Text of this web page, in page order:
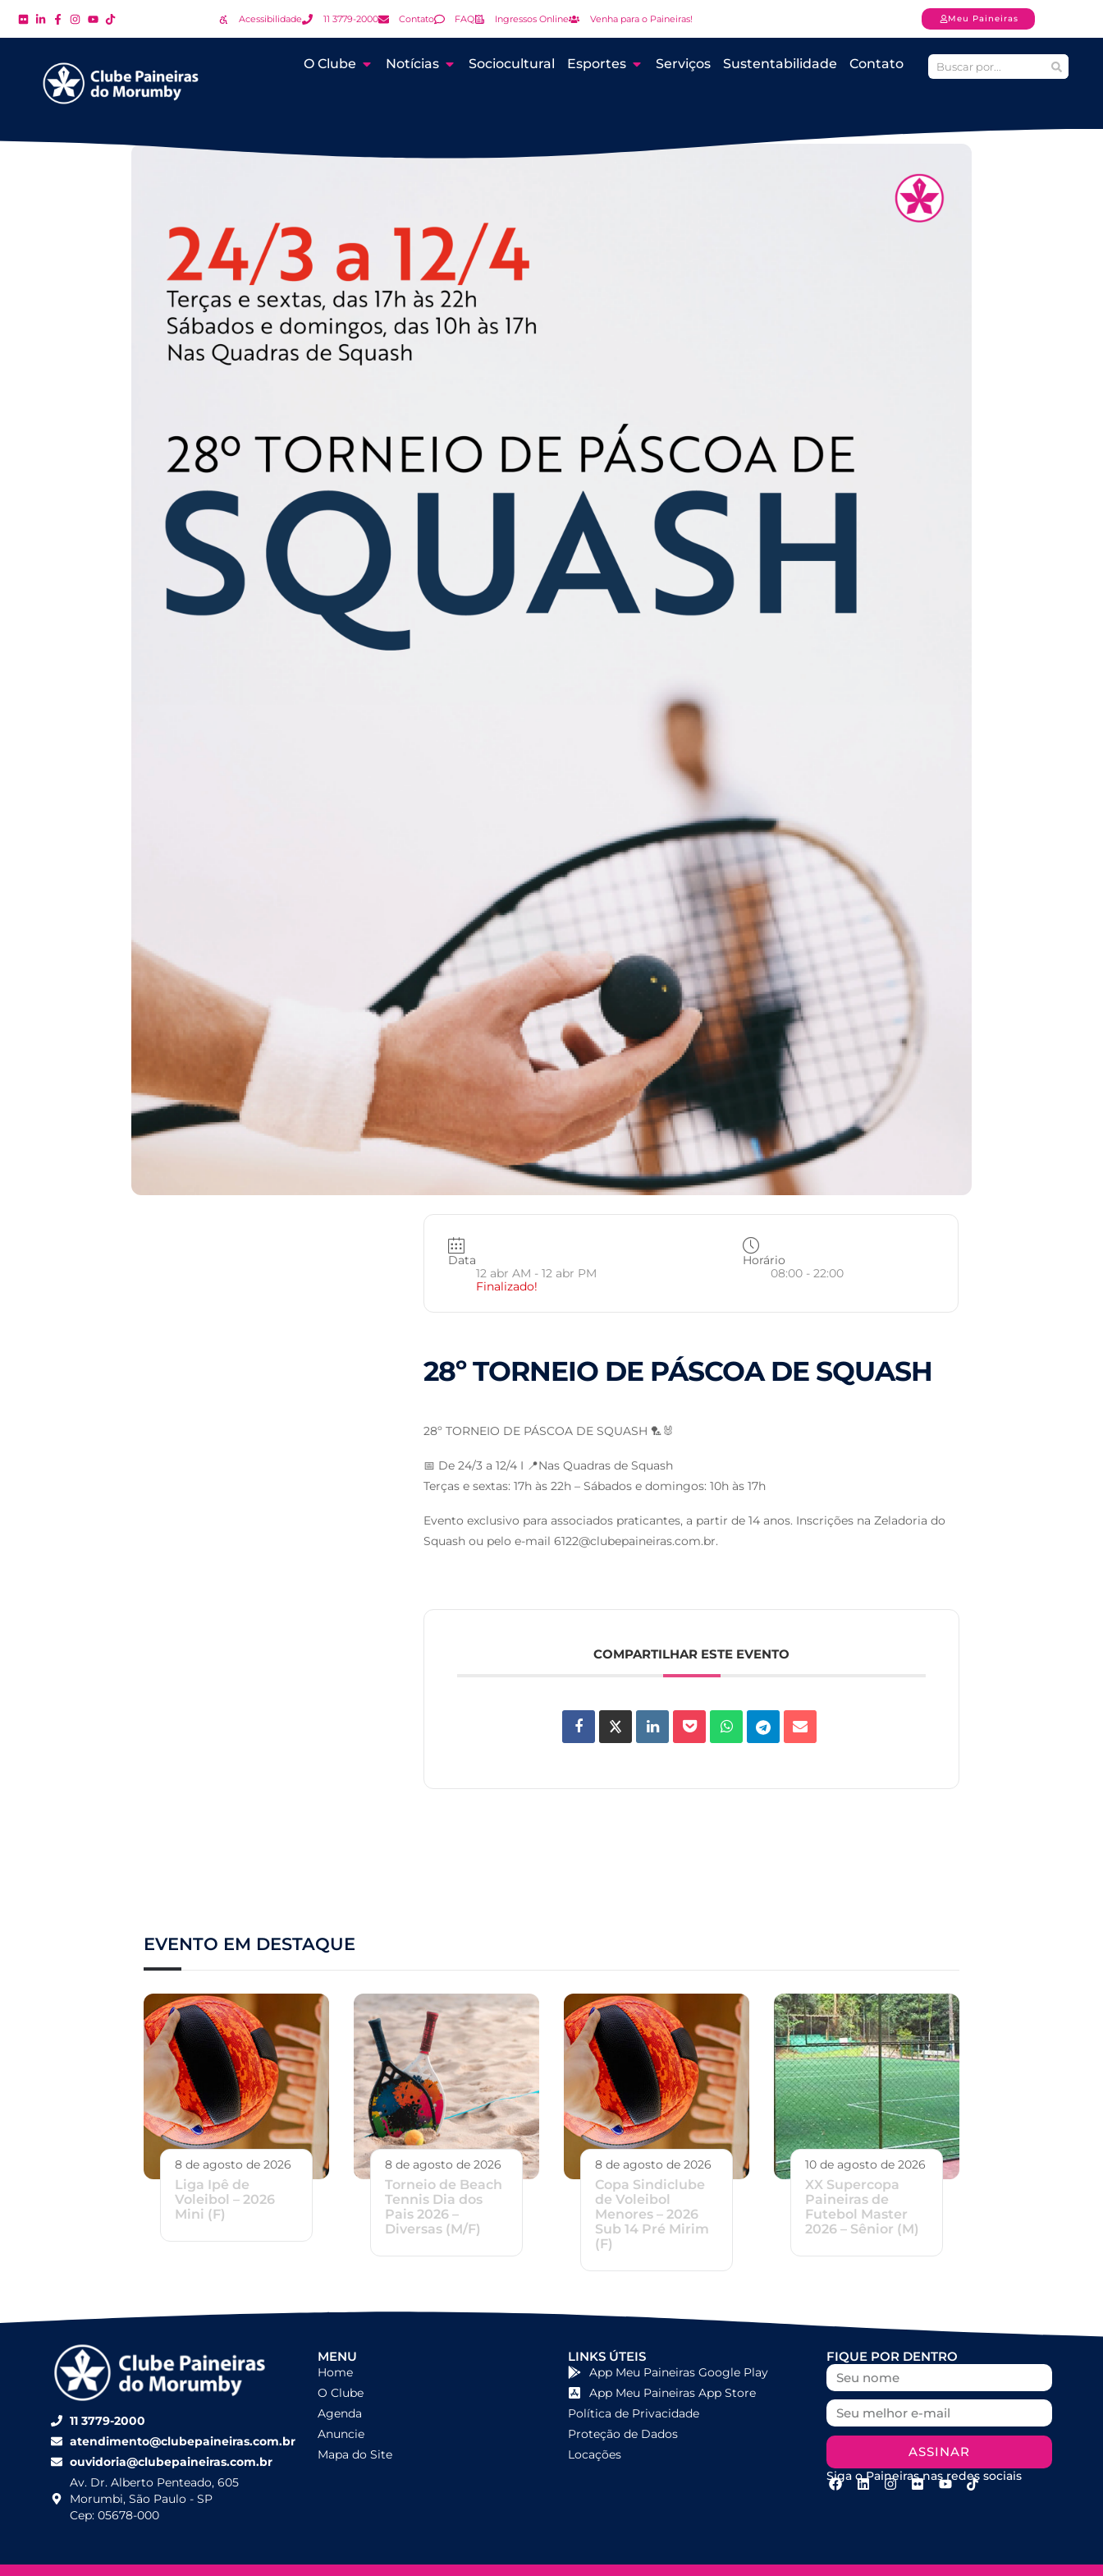
Acessibilidade 11 3779-2000 Contato FAQ Ingressos Online Venha para o Paineiras! Meu Paineiras
O Clube Notícias Sociocultural Esportes Serviços Sustentabilidade Contato
Data
12 abr AM - 12 abr PM
Finalizado!
Horário
08:00 - 22:00
28º TORNEIO DE PÁSCOA DE SQUASH
28º TORNEIO DE PÁSCOA DE SQUASH 🏸🐰
📅 De 24/3 a 12/4 I 📍Nas Quadras de Squash
Terças e sextas: 17h às 22h – Sábados e domingos: 10h às 17h
Evento exclusivo para associados praticantes, a partir de 14 anos. Inscrições na Zeladoria do
Squash ou pelo e-mail6122@clubepaineiras.com.br.
COMPARTILHAR ESTE EVENTO
EVENTO EM DESTAQUE
8 de agosto de 2026
Liga Ipê de
Voleibol – 2026
Mini (F)
8 de agosto de 2026
Torneio de Beach
Tennis Dia dos
Pais 2026 –
Diversas (M/F)
8 de agosto de 2026
Copa Sindiclube
de Voleibol
Menores – 2026
Sub 14 Pré Mirim
(F)
10 de agosto de 2026
XX Supercopa
Paineiras de
Futebol Master
2026 – Sênior (M)
11 3779-2000
atendimento@clubepaineiras.com.br
ouvidoria@clubepaineiras.com.br
Av. Dr. Alberto Penteado, 605
Morumbi, São Paulo - SP
Cep: 05678-000
MENU
Home
O Clube
Agenda
Anuncie
Mapa do Site
LINKS ÚTEIS
App Meu Paineiras Google Play
App Meu Paineiras App Store
Política de Privacidade
Proteção de Dados
Locações
FIQUE POR DENTRO
ASSINAR
Siga o Paineiras nas redes sociais